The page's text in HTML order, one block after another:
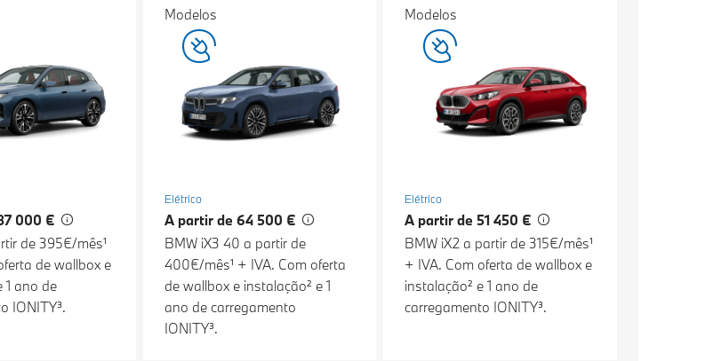
000 €
de 395€/mês¹
de wallbox e
1 ano de
IONITY³.
Modelos
Elétrico
A partir de 64 500 €
BMW iX3 40 a partir de
400€/mês¹ + IVA. Com oferta
de wallbox e instalação² e 1
ano de carregamento
IONITY³.
Modelos
Elétrico
A partir de 51 450 €
BMW iX2 a partir de 315€/mês¹
+ IVA. Com oferta de wallbox e
instalação² e 1 ano de
carregamento IONITY³.